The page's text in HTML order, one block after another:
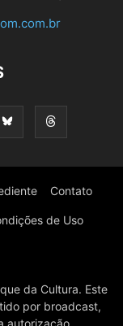
Contato
de Uso
da Cultura. Este
por broadcast,